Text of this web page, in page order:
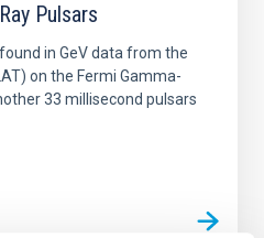
Pulsars
in GeV data from the
on the Fermi Gamma-
33 millisecond pulsars